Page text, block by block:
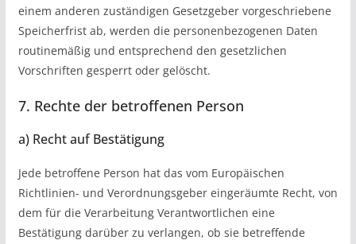
einem anderen zuständigen Gesetzgeber vorgeschriebene
Speicherfrist ab, werden die personenbezogenen Daten
routinemäßig und entsprechend den gesetzlichen
Vorschriften gesperrt oder gelöscht.
7. Rechte der betroffenen Person
a) Recht auf Bestätigung
Jede betroffene Person hat das vom Europäischen
Richtlinien- und Verordnungsgeber eingeräumte Recht, von
dem für die Verarbeitung Verantwortlichen eine
Bestätigung darüber zu verlangen, ob sie betreffende